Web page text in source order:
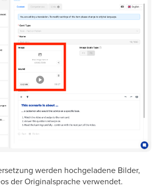
werden hochgeladene Bilder,
der Originalsprache verwendet.